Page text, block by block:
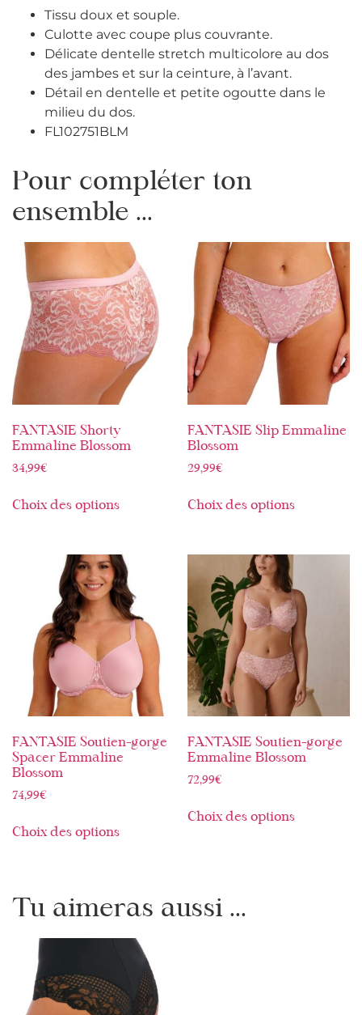
Tissu doux et souple.
Culotte avec coupe plus couvrante.
Délicate dentelle stretch multicolore au dos
des jambes et sur la ceinture, à l’avant.
Détail en dentelle et petite ogoutte dans le
milieu du dos.
FL102751BLM
Pour compléter ton
ensemble ...
FANTASIE Shorty
Emmaline Blossom
34,99€
Choix des options
FANTASIE Slip Emmaline
Blossom
29,99€
Choix des options
FANTASIE Soutien-gorge
Spacer Emmaline
Blossom
74,99€
Choix des options
FANTASIE Soutien-gorge
Emmaline Blossom
72,99€
Choix des options
Tu aimeras aussi ...